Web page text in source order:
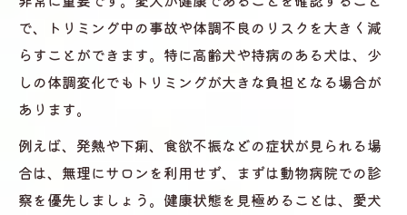
で、トリミング中の事故や体調不良のリスクを大きく減
らすことができます。特に高齢犬や持病のある犬は、少
しの体調変化でもトリミングが大きな負担となる場合が
あります。
例えば、発熱や下痢、食欲不振などの症状が見られる場
合は、無理にサロンを利用せず、まずは動物病院での診
察を優先しましょう。健康状態を見極めることは、愛犬